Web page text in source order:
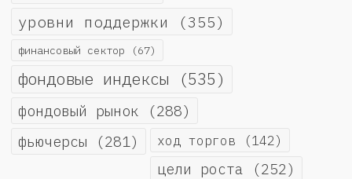
уровни поддержки (355)
финансовый сектор (67)
фондовые индексы (535)
фондовый рынок (288)
фьючерсы (281) ход торгов (142)
цели роста (252)